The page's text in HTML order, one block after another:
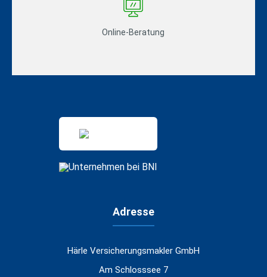
Online-Beratung
Adresse
Härle Versicherungsmakler GmbH
Am Schlosssee 7